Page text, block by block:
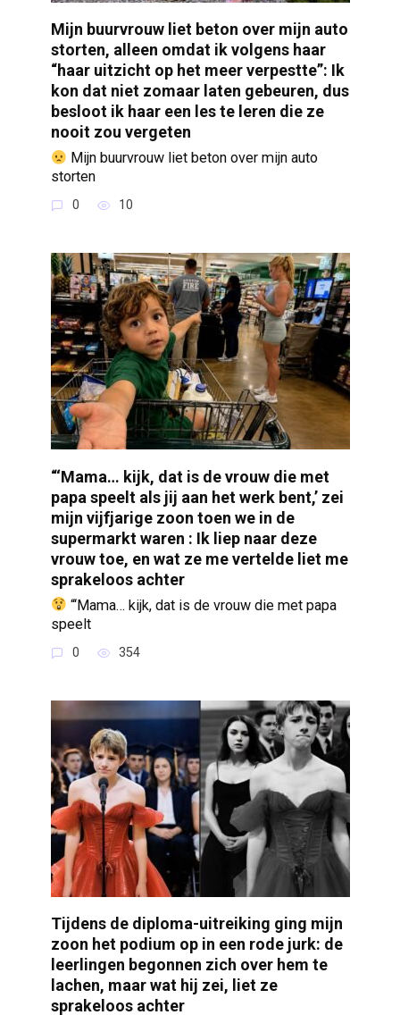
Mijn buurvrouw liet beton over mijn auto
storten, alleen omdat ik volgens haar
“haar uitzicht op het meer verpestte”: Ik
kon dat niet zomaar laten gebeuren, dus
besloot ik haar een les te leren die ze
nooit zou vergeten
Mijn buurvrouw liet beton over mijn auto
storten
0 10
“‘Mama… kijk, dat is de vrouw die met
papa speelt als jij aan het werk bent,’ zei
mijn vijfjarige zoon toen we in de
supermarkt waren : Ik liep naar deze
vrouw toe, en wat ze me vertelde liet me
sprakeloos achter
“‘Mama… kijk, dat is de vrouw die met papa
speelt
0 354
Tijdens de diploma-uitreiking ging mijn
zoon het podium op in een rode jurk: de
leerlingen begonnen zich over hem te
lachen, maar wat hij zei, liet ze
sprakeloos achter